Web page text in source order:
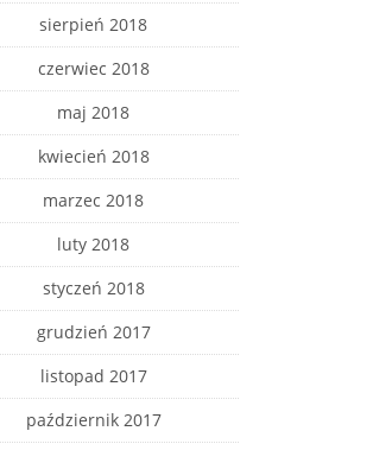
sierpień 2018
czerwiec 2018
maj 2018
kwiecień 2018
marzec 2018
luty 2018
styczeń 2018
grudzień 2017
listopad 2017
październik 2017